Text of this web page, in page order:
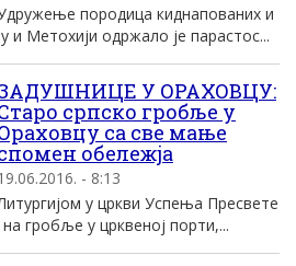
породица киднапованих и
и Метохији одржало је парастос...
У ОРАХОВЦУ:
српско гробље у
са све мање
обележја
- 8:13
у цркви Успења Пресвете
гробље у црквеној порти,...